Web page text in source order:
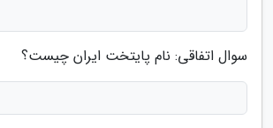
سوال اتفاقی: نام پایتخت ایران چیست؟